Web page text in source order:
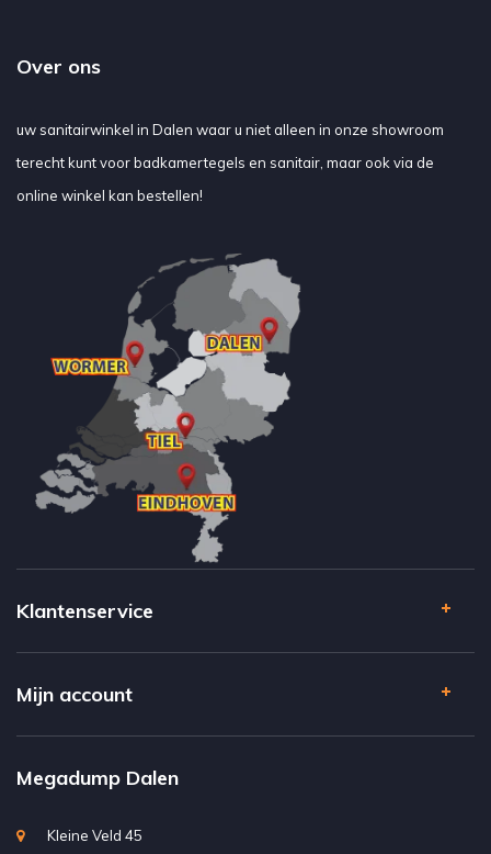
Over ons
uw sanitairwinkel in Dalen waar u niet alleen in onze showroom
terecht kunt voor badkamertegels en sanitair, maar ook via de
online winkel kan bestellen!
Klantenservice
Mijn account
Megadump Dalen
Kleine Veld 45